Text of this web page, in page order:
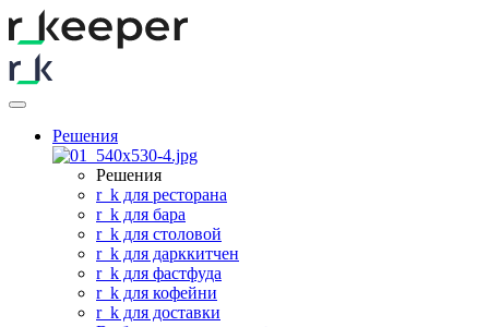
Решения
Решения
r_ k для ресторана
r_ k для бара
r_ k для столовой
r_ k для дарккитчен
r_ k для фастфуда
r_ k для кофейни
r_ k для доставки